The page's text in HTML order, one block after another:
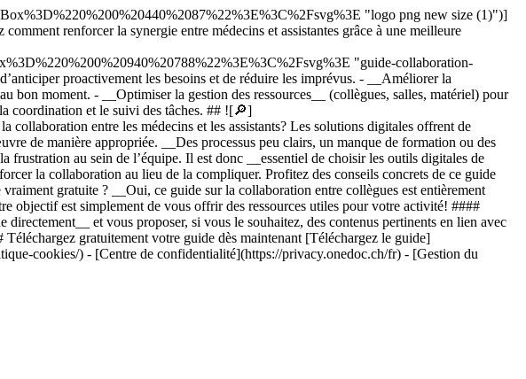
"logo png new size (1)")]
renforcer la synergie entre médecins et assistantes grâce à une meilleure
"guide-collaboration-
proactivement les besoins et de réduire les imprévus. - __Améliorer la
bon moment. - __Optimiser la gestion des ressources__ (collègues, salles, matériel) pour
coordination et le suivi des tâches. ## ![🔎]
entre les médecins et les assistants? Les solutions digitales offrent de
de manière appropriée. __Des processus peu clairs, un manque de formation ou des
frustration au sein de l’équipe. Il est donc __essentiel de choisir les outils digitales de
la collaboration au lieu de la compliquer. Profitez des conseils concrets de ce guide
gratuite ? __Oui, ce guide sur la collaboration entre collègues est entièrement
objectif est simplement de vous offrir des ressources utiles pour votre activité! ####
et vous proposer, si vous le souhaitez, des contenus pertinents en lien avec
gratuitement votre guide dès maintenant [Téléchargez le guide]
cookies/) - [Centre de confidentialité](https://privacy.onedoc.ch/fr) - [Gestion du